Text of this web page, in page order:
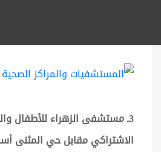
3ـ مستشفى الزهراء للأطفال